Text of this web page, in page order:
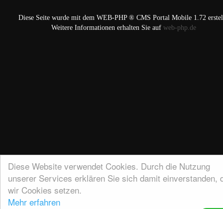
Diese Website verwendet Cookies. Durch die Nutzung
unserer Services erklären Sie sich damit einverstanden,
wir Cookies setzen.
Mehr erfahren
Diese Seite wurde mit dem WEB-PHP ® CMS Portal Mobile 1.72
Weitere Informationen erhalten Sie auf web-php.de